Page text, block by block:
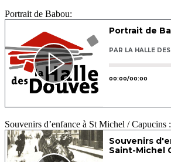
Portrait de Babou:
Souvenirs d’enfance à St Michel / Capucins :